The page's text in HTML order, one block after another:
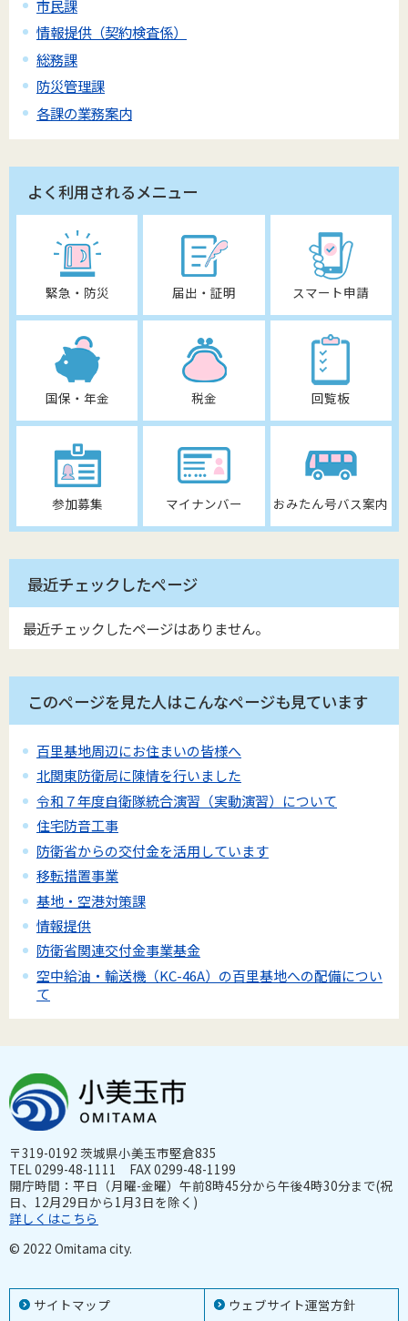
市民課
情報提供（契約検査係）
総務課
防災管理課
各課の業務案内
よく利用されるメニュー
緊急・防災 届出・証明 スマート申請
国保・年金 税金 回覧板
参加募集 マイナンバー おみたん号バス案内
最近チェックしたページ
最近チェックしたページはありません。
このページを見た人はこんなページも見ています
百里基地周辺にお住まいの皆様へ
北関東防衛局に陳情を行いました
令和７年度自衛隊統合演習（実動演習）について
住宅防音工事
防衛省からの交付金を活用しています
移転措置事業
基地・空港対策課
情報提供
防衛省関連交付金事業基金
空中給油・輸送機（KC-46A）の百里基地への配備につい
て
サイトマップ ウェブサイト運営方針
〒319-0192 茨城県小美玉市堅倉835
TEL 0299-48-1111 FAX 0299-48-1199
開庁時間：平日（月曜-金曜）午前8時45分から午後4時30分まで(祝
日、12月29日から1月3日を除く)
詳しくはこちら
© 2022 Omitama city.